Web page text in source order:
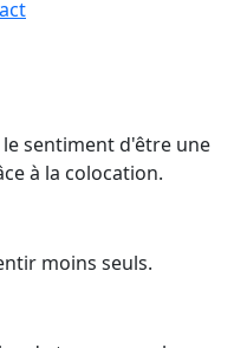
sentiment d'être une
à la colocation.
moins seuls.